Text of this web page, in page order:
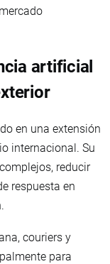
artificial
en una extensión
internacional. Su
reducir
respuesta en
couriers y
para